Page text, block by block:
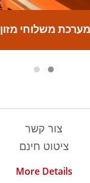
מערכת משלוחי מזון
צור קשר
ציטוט חינם
More Details